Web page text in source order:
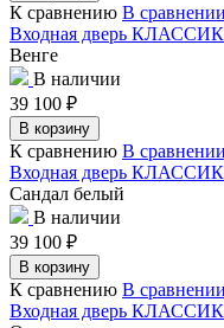
К сравнению В сравнении
Входная дверь КЛАССИК
Венге
В наличии
39 100 ₽
В корзину
К сравнению В сравнении
Входная дверь КЛАССИК
Сандал белый
В наличии
39 100 ₽
В корзину
К сравнению В сравнении
Входная дверь